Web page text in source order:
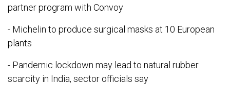
partner program with Convoy
- Michelin to produce surgical masks at 10 European
plants
- Pandemic lockdown may lead to natural rubber
scarcity in India, sector officials say